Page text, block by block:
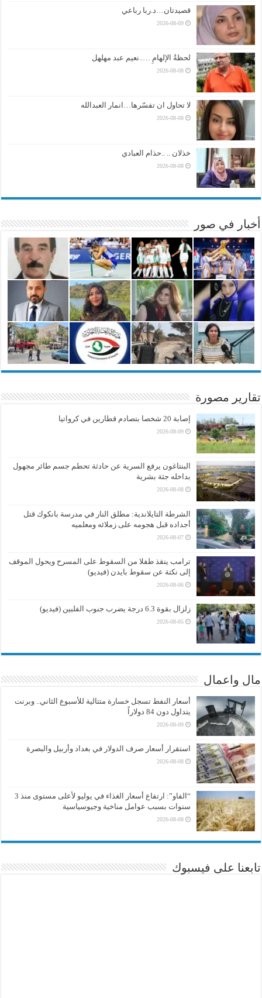
قصيدتان…د.ربا رباعي
2026-08-09
لحظةُ الإلهامِ …..نعيم عبد مهلهل
2026-08-08
لا تحاول ان تفسّرها…انمار العبدالله
2026-08-08
خذلان .. ..حذام العبادي
2026-08-08
أخبار في صور
تقارير مصورة
إصابة 20 شخصا بتصادم قطارين في كرواتيا
2026-08-09
البنتاغون يرفع السرية عن حادثة تحطم جسم طائر مجهول
بداخله جثة بشرية
2026-08-08
الشرطة التايلاندية: مطلق النار في مدرسة بانكوك قتل
أجداده قبل هجومه على زملائه ومعلميه
2026-08-07
ترامب ينقذ طفلا من السقوط على المسرح ويحول الموقف
إلى نكتة عن سقوط بايدن (فيديو)
2026-08-06
زلزال بقوة 6.3 درجة يضرب جنوب الفلبين (فيديو)
2026-08-05
مال واعمال
أسعار النفط تسجل خسارة متتالية للأسبوع الثاني.. وبرنت
يتداول دون 84 دولاراً
2026-08-09
استقرار أسعار صرف الدولار في بغداد وأربيل والبصرة
2026-08-08
“الفاو”: ارتفاع أسعار الغذاء في يوليو لأعلى مستوى منذ 3
سنوات بسبب عوامل مناخية وجيوسياسية
2026-08-08
تابعنا على فيسبوك